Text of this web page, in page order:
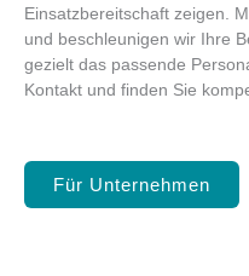
Einsatzbereitschaft zeigen.
und beschleunigen wir Ihre
gezielt das passende
Kontakt und finden Sie
Für Unternehmen